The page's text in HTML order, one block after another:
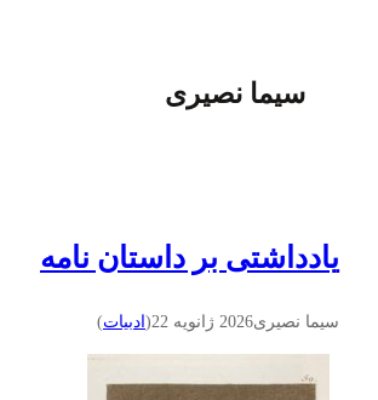
سیما نصیری
یادداشتی بر داستان نامه
سیما نصیری2026 ژانویه 22 ( ادبيات)